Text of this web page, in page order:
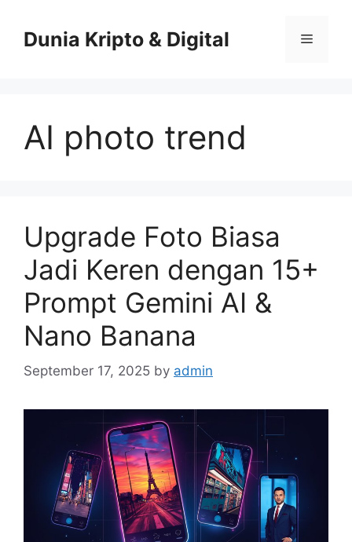
contentDunia Kripto & Digital Menu
AI photo trend
Upgrade Foto Biasa
Jadi Keren dengan 15+
Prompt Gemini AI &
Nano Banana
September 17, 2025 by admin